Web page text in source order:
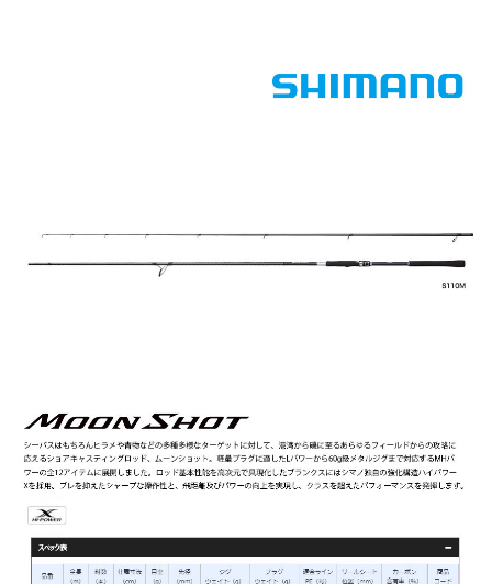
４．使用「AFTEE先享後付」時，將依據個別帳號之用戶狀況，依本公司即
時審查核予不同之上限額度；若仍有額度不足之情形，本公司將視審查結果